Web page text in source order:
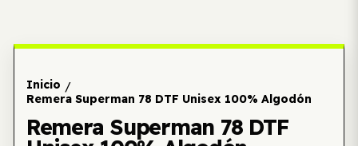
Inicio /
Remera Superman 78 DTF Unisex 100% Algodón
Remera Superman 78 DTF